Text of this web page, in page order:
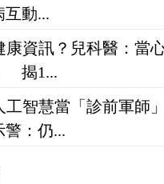
動...
康資訊？兒科醫：當
揭1...
智慧當「診前軍師
：仍...